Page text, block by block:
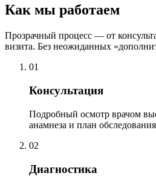
Как мы работаем
Прозрачный процесс — от
визита. Без неожиданных
01
Консультация
Подробный осмотр врачом
анамнеза и план
02
Диагностика